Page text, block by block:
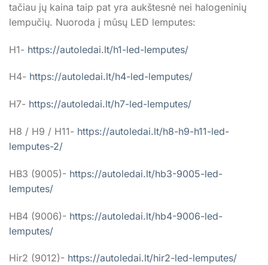
tačiau jų kaina taip pat yra aukštesnė nei halogeninių
lempučių. Nuoroda į mūsų LED lemputes:
H1- https://autoledai.lt/h1-led-lemputes/
H4- https://autoledai.lt/h4-led-lemputes/
H7- https://autoledai.lt/h7-led-lemputes/
H8 / H9 / H11- https://autoledai.lt/h8-h9-h11-led-
lemputes-2/
HB3 (9005)- https://autoledai.lt/hb3-9005-led-
lemputes/
HB4 (9006)- https://autoledai.lt/hb4-9006-led-
lemputes/
Hir2 (9012)- https://autoledai.lt/hir2-led-lemputes/